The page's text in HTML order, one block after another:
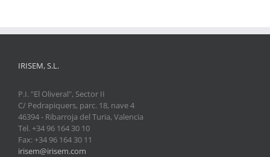
IRISEM, S.L.
P.I. "El Oliveral", Sector II
C/ Pedrapiquers, parc. 18, nave 4
46394 - Ribarroja del Turia, Valencia
Tel. +34 96 164 30 10
Fax: +34 96 164 30 11
irisem@irisem.com